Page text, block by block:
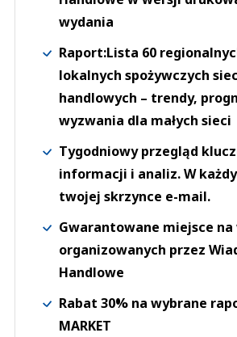
wydania
Raport:Lista 60
lokalnych spożywczych
handlowych – trendy,
wyzwania dla małych sieci
Tygodniowy przegląd
informacji i analiz. W
twojej skrzynce e-mail.
Gwarantowane miejsce
organizowanych przez
Handlowe
Rabat 30% na wybrane
MARKET